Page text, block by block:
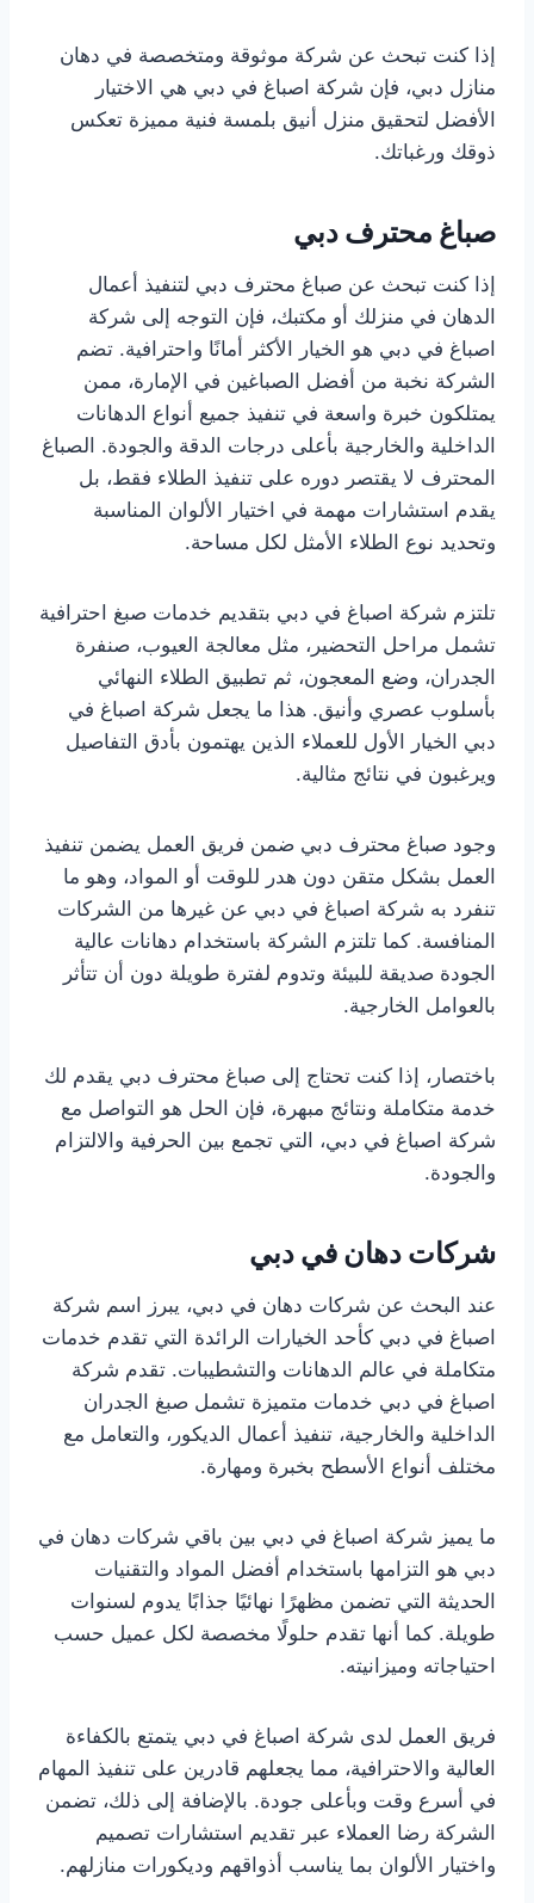
إذا كنت تبحث عن شركة موثوقة ومتخصصة في دهان
منازل دبي، فإن شركة اصباغ في دبي هي الاختيار
الأفضل لتحقيق منزل أنيق بلمسة فنية مميزة تعكس
ذوقك ورغباتك.
صباغ محترف دبي
إذا كنت تبحث عن صباغ محترف دبي لتنفيذ أعمال
الدهان في منزلك أو مكتبك، فإن التوجه إلى شركة
اصباغ في دبي هو الخيار الأكثر أمانًا واحترافية. تضم
الشركة نخبة من أفضل الصباغين في الإمارة، ممن
يمتلكون خبرة واسعة في تنفيذ جميع أنواع الدهانات
الداخلية والخارجية بأعلى درجات الدقة والجودة. الصباغ
المحترف لا يقتصر دوره على تنفيذ الطلاء فقط، بل
يقدم استشارات مهمة في اختيار الألوان المناسبة
وتحديد نوع الطلاء الأمثل لكل مساحة.
تلتزم شركة اصباغ في دبي بتقديم خدمات صبغ احترافية
تشمل مراحل التحضير، مثل معالجة العيوب، صنفرة
الجدران، وضع المعجون، ثم تطبيق الطلاء النهائي
بأسلوب عصري وأنيق. هذا ما يجعل شركة اصباغ في
دبي الخيار الأول للعملاء الذين يهتمون بأدق التفاصيل
ويرغبون في نتائج مثالية.
وجود صباغ محترف دبي ضمن فريق العمل يضمن تنفيذ
العمل بشكل متقن دون هدر للوقت أو المواد، وهو ما
تنفرد به شركة اصباغ في دبي عن غيرها من الشركات
المنافسة. كما تلتزم الشركة باستخدام دهانات عالية
الجودة صديقة للبيئة وتدوم لفترة طويلة دون أن تتأثر
بالعوامل الخارجية.
باختصار، إذا كنت تحتاج إلى صباغ محترف دبي يقدم لك
خدمة متكاملة ونتائج مبهرة، فإن الحل هو التواصل مع
شركة اصباغ في دبي، التي تجمع بين الحرفية والالتزام
والجودة.
شركات دهان في دبي
عند البحث عن شركات دهان في دبي، يبرز اسم شركة
اصباغ في دبي كأحد الخيارات الرائدة التي تقدم خدمات
متكاملة في عالم الدهانات والتشطيبات. تقدم شركة
اصباغ في دبي خدمات متميزة تشمل صبغ الجدران
الداخلية والخارجية، تنفيذ أعمال الديكور، والتعامل مع
مختلف أنواع الأسطح بخبرة ومهارة.
ما يميز شركة اصباغ في دبي بين باقي شركات دهان في
دبي هو التزامها باستخدام أفضل المواد والتقنيات
الحديثة التي تضمن مظهرًا نهائيًا جذابًا يدوم لسنوات
طويلة. كما أنها تقدم حلولًا مخصصة لكل عميل حسب
احتياجاته وميزانيته.
فريق العمل لدى شركة اصباغ في دبي يتمتع بالكفاءة
العالية والاحترافية، مما يجعلهم قادرين على تنفيذ المهام
في أسرع وقت وبأعلى جودة. بالإضافة إلى ذلك، تضمن
الشركة رضا العملاء عبر تقديم استشارات تصميم
واختيار الألوان بما يناسب أذواقهم وديكورات منازلهم.